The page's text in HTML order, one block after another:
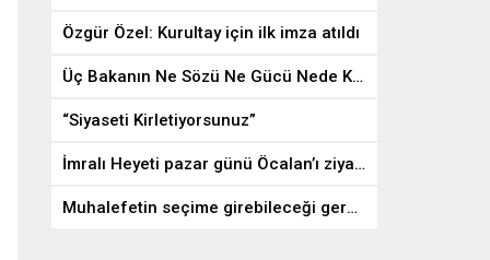
Özgür Özel: Kurultay için ilk imza atıldı
Üç Bakanın Ne Sözü Ne Gücü Nede Kudreti Yetmedi
“Siyaseti Kirletiyorsunuz”
İmralı Heyeti pazar günü Öcalan’ı ziyaret edecek
Muhalefetin seçime girebileceği gerçek bir alan kalmayabilir